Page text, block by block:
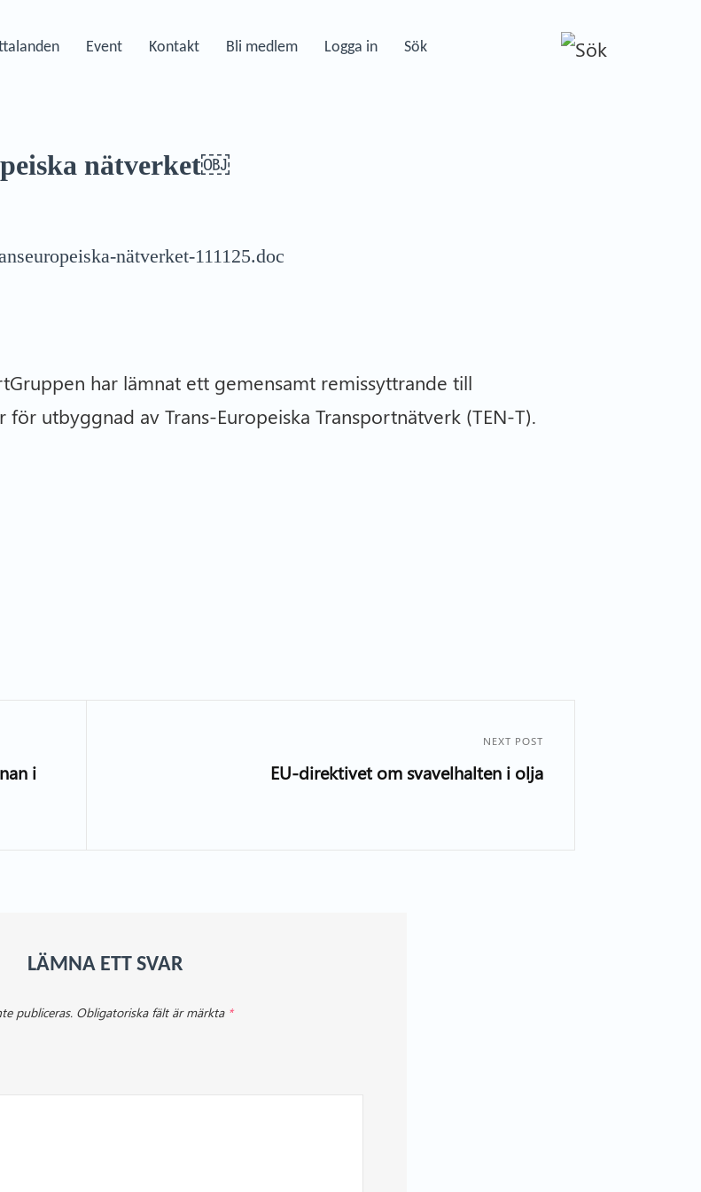
Event Kontakt Bli medlem Logga in Sök
nätverket￼
nätverket-111125.doc
har lämnat ett gemensamt remissyttrande till
utbyggnad av Trans-Europeiska Transportnätverk (TEN-T).
i
NEXT POST
EU-direktivet om svavelhalten i olja
LÄMNA ETT SVAR
publiceras. Obligatoriska fält är märkta *